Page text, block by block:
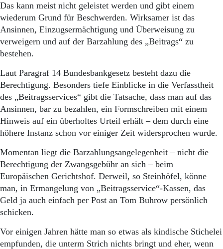
Das kann meist nicht geleistet werden und gibt einem
wiederum Grund für Beschwerden. Wirksamer ist das
Ansinnen, Einzugsermächtigung und Überweisung zu
verweigern und auf der Barzahlung des „Beitrags“ zu
bestehen.
Laut Paragraf 14 Bundesbankgesetz besteht dazu die
Berechtigung. Besonders tiefe Einblicke in die Verfasstheit
des „Beitragsservices“ gibt die Tatsache, dass man auf das
Ansinnen, bar zu bezahlen, ein Formschreiben mit einem
Hinweis auf ein überholtes Urteil erhält – dem durch eine
höhere Instanz schon vor einiger Zeit widersprochen wurde.
Momentan liegt die Barzahlungsangelegenheit – nicht die
Berechtigung der Zwangsgebühr an sich – beim
Europäischen Gerichtshof. Derweil, so Steinhöfel, könne
man, in Ermangelung von „Beitragsservice“-Kassen, das
Geld ja auch einfach per Post an Tom Buhrow persönlich
schicken.
Vor einigen Jahren hätte man so etwas als kindische Stichelei
empfunden, die unterm Strich nichts bringt und eher, wenn